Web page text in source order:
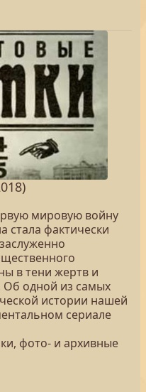
мировую войну
стала фактически
в тени жертв и
Об одной из самых
истории нашей
сериале
фото- и архивные